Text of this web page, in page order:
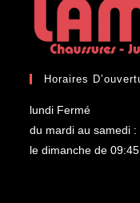
Horaires
lundi Fermé
du mardi au samedi
le dimanche de